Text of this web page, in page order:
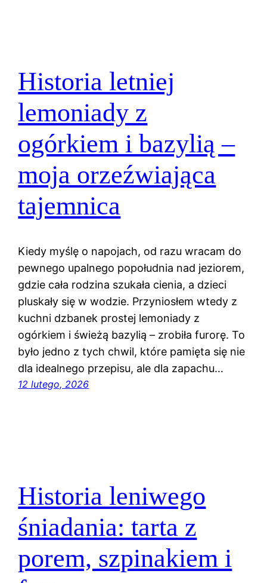
Historia letniej
lemoniady z
ogórkiem i bazylią –
moja orzeźwiająca
tajemnica
Kiedy myślę o napojach, od razu wracam do
pewnego upalnego popołudnia nad jeziorem,
gdzie cała rodzina szukała cienia, a dzieci
pluskały się w wodzie. Przyniosłem wtedy z
kuchni dzbanek prostej lemoniady z
ogórkiem i świeżą bazylią – zrobiła furorę. To
było jedno z tych chwil, które pamięta się nie
dla idealnego przepisu, ale dla zapachu…
12 lutego, 2026
Historia leniwego
śniadania: tarta z
porem, szpinakiem i